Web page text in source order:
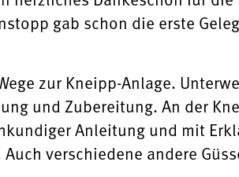
gab schon die erste
zur Kneipp-Anlage.
und Zubereitung. An der
Anleitung und mit
verschiedene andere